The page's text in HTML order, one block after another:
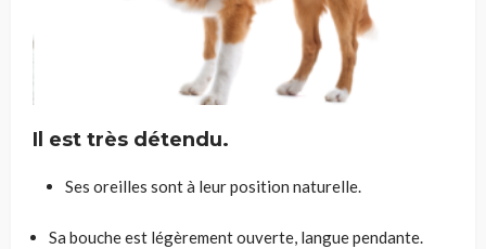
Il est très détendu.
Ses oreilles sont à leur position naturelle.
Sa bouche est légèrement ouverte, langue pendante.